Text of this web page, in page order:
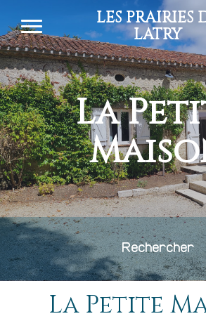
LES PRAIRIES
LATRY
La
Rechercher
La Petite